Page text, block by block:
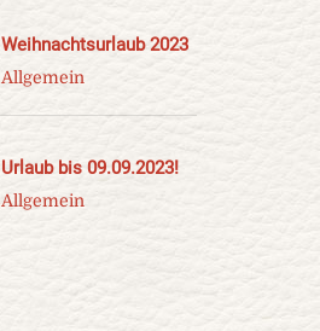
Weihnachtsurlaub 2023
Allgemein
Urlaub bis 09.09.2023!
Allgemein